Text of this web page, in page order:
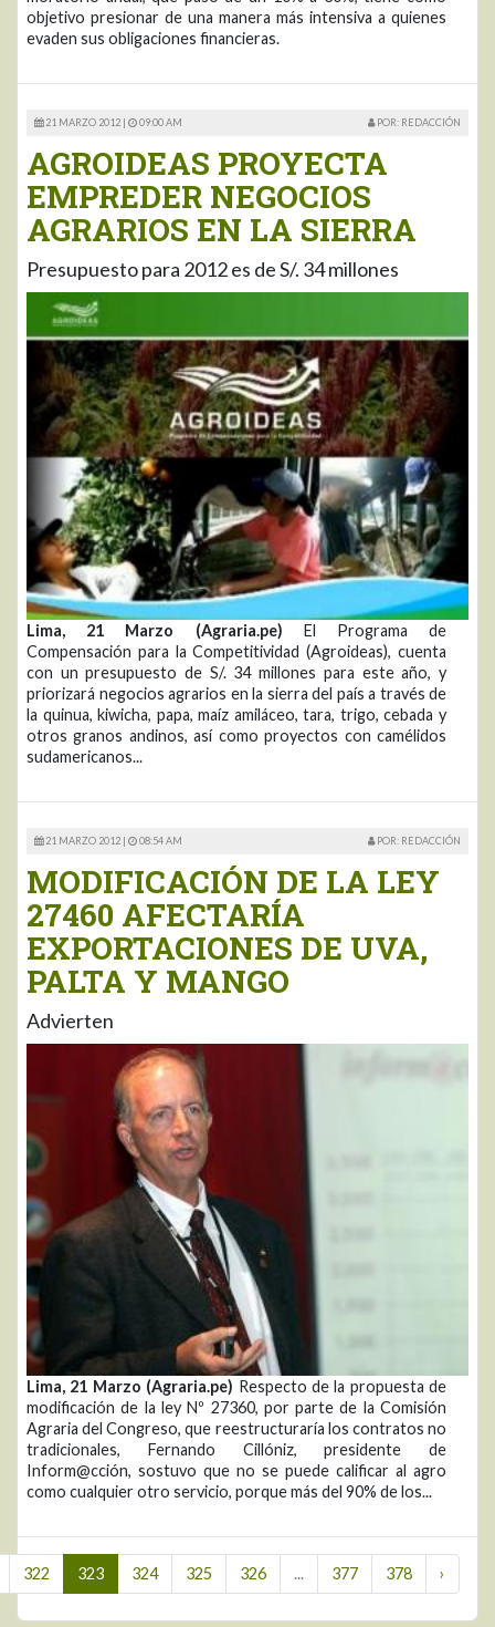
objetivo presionar de una manera más intensiva a quienes
evaden sus obligaciones financieras.
21 MARZO 2012 | 09:00 AM POR: REDACCIÓN
AGROIDEAS PROYECTA
EMPREDER NEGOCIOS
AGRARIOS EN LA SIERRA
Presupuesto para 2012 es de S/. 34 millones
Lima, 21 Marzo (Agraria.pe) El Programa de
Compensación para la Competitividad (Agroideas), cuenta
con un presupuesto de S/. 34 millones para este año, y
priorizará negocios agrarios en la sierra del país a través de
la quinua, kiwicha, papa, maíz amiláceo, tara, trigo, cebada y
otros granos andinos, así como proyectos con camélidos
sudamericanos...
21 MARZO 2012 | 08:54 AM POR: REDACCIÓN
MODIFICACIÓN DE LA LEY
27460 AFECTARÍA
EXPORTACIONES DE UVA,
PALTA Y MANGO
Advierten
Lima, 21 Marzo (Agraria.pe) Respecto de la propuesta de
modificación de la ley Nº 27360, por parte de la Comisión
Agraria del Congreso, que reestructuraría los contratos no
tradicionales, Fernando Cillóniz, presidente de
Inform@cción, sostuvo que no se puede calificar al agro
como cualquier otro servicio, porque más del 90% de los...
322 323 324 325 326 ... 377 378 ›